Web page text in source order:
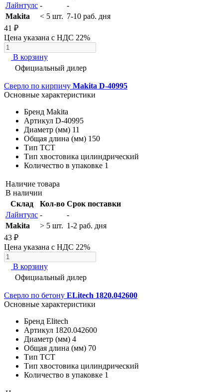
Лайнтулс -
-
Makita
< 5 шт. 7-10 раб. дня
41 ₽
Цена указана с НДС 22%
В корзину
Официальный дилер
Сверло по кирпичу Makita D-40995
Основные характеристики
Бренд Makita
Артикул D-40995
Диаметр (мм) 11
Общая длина (мм) 150
Тип TCT
Тип хвостовика цилиндрический
Количество в упаковке 1
Наличие товара
В наличии
Склад
Кол-во Срок поставки
Лайнтулс -
-
Makita
> 5 шт. 1-2 раб. дня
43 ₽
Цена указана с НДС 22%
В корзину
Официальный дилер
Сверло по бетону ELitech 1820.042600
Основные характеристики
Бренд Elitech
Артикул 1820.042600
Диаметр (мм) 4
Общая длина (мм) 70
Тип ТСТ
Тип хвостовика цилиндрический
Количество в упаковке 1